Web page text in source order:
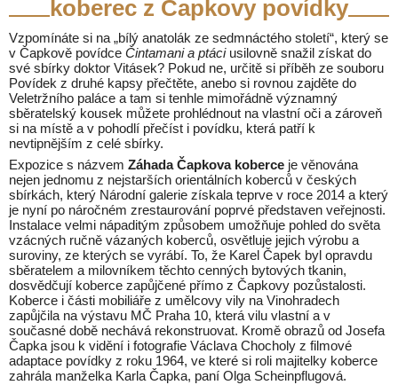
koberec z Čapkovy povídky
Vzpomínáte si na „bílý anatolák ze sedmnáctého století“, který se
v Čapkově povídce Čintamani a ptáciusilovně snažil získat do
své sbírky doktor Vitásek? Pokud ne, určitě si příběh ze souboru
Povídek z druhé kapsy přečtěte, anebo si rovnou zajděte do
Veletržního paláce a tam si tenhle mimořádně významný
sběratelský kousek můžete prohlédnout na vlastní oči a zároveň
si na místě a v pohodlí přečíst i povídku, která patří k
nevtipnějším z celé sbírky.
Expozice s názvem Záhada Čapkova koberce je věnována
nejen jednomu z nejstarších orientálních koberců v českých
sbírkách, který Národní galerie získala teprve v roce 2014 a který
je nyní po náročném zrestaurování poprvé představen veřejnosti.
Instalace velmi nápaditým způsobem umožňuje pohled do světa
vzácných ručně vázaných koberců, osvětluje jejich výrobu a
suroviny, ze kterých se vyrábí. To, že Karel Čapek byl opravdu
sběratelem a milovníkem těchto cenných bytových tkanin,
dosvědčují koberce zapůjčené přímo z Čapkovy pozůstalosti.
Koberce i části mobiliáře z umělcovy vily na Vinohradech
zapůjčila na výstavu MČ Praha 10, která vilu vlastní a v
současné době nechává rekonstruovat. Kromě obrazů od Josefa
Čapka jsou k vidění i fotografie Václava Chocholy z filmové
adaptace povídky z roku 1964, ve které si roli majitelky koberce
zahrála manželka Karla Čapka, paní Olga Scheinpflugová.